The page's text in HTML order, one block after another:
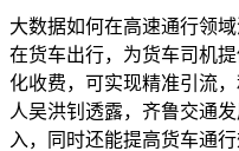
大数据如何在高速通行领
在货车出行，为货车司机
化收费，可实现精准引流
人吴洪钊透露，齐鲁交通
入，同时还能提高货车通